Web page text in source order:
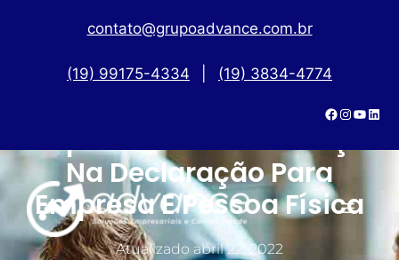
contato@grupoadvance.com.br
(19) 99175-4334 (19) 3834-4774
Fique Atento A Diferença
Na Declaração Para
Empresa E Pessoa Física
Atualizado abril 22, 2022